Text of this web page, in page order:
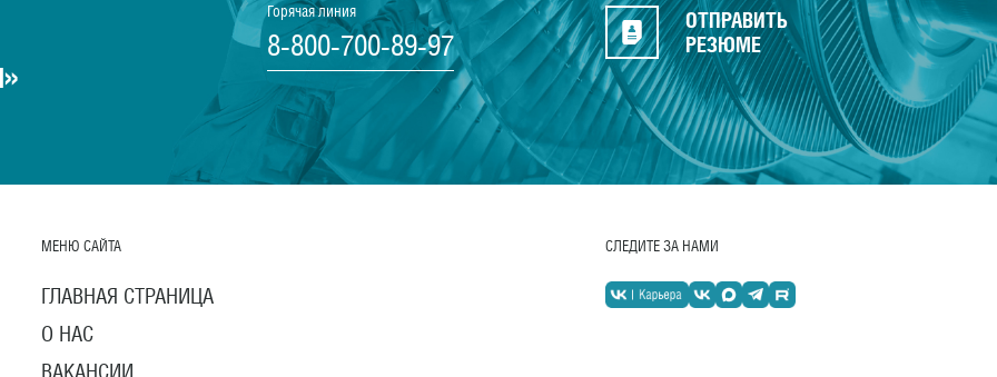
Горячая линия
8-800-700-89-97
ОТПРАВИТЬ
РЕЗЮМЕ
МЕНЮ САЙТА
ГЛАВНАЯ СТРАНИЦА
О НАС
ВАКАНСИИ
СЛЕДИТЕ ЗА НАМИ